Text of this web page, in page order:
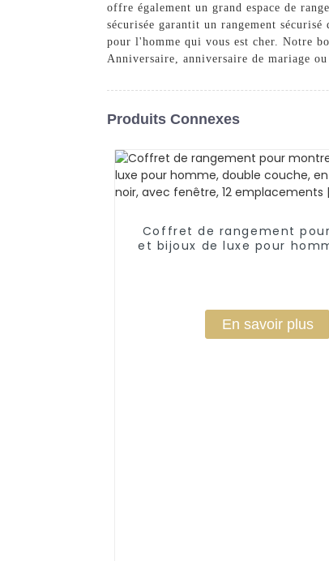
offre également un grand espace de
sécurisée garantit un rangement
pour l'homme qui vous est cher. Notre
Anniversaire, anniversaire de mariage
Produits Connexes
Coffret de rangement
et bijoux de luxe pour
En savoir plus